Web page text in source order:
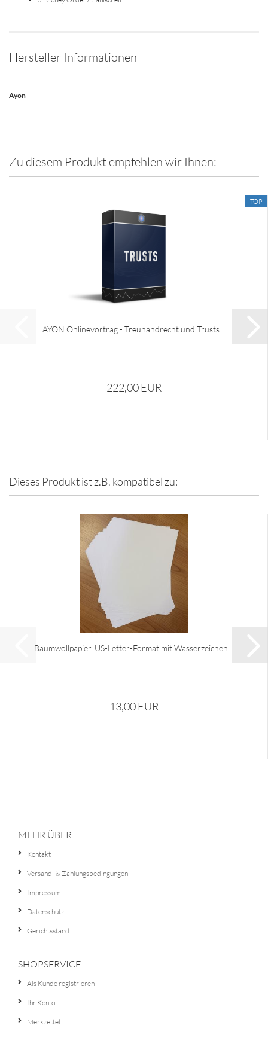
Hersteller Informationen
Ayon
Zu diesem Produkt empfehlen wir Ihnen:
TOP
AYON Onlinevortrag - Treuhandrecht und Trusts...
222,00 EUR
Dieses Produkt ist z.B. kompatibel zu:
Baumwollpapier, US-Letter-Format mit Wasserzeichen...
13,00 EUR
MEHR ÜBER...
Kontakt
Versand- & Zahlungsbedingungen
Impressum
Datenschutz
Gerichtsstand
SHOPSERVICE
Als Kunde registrieren
Ihr Konto
Merkzettel